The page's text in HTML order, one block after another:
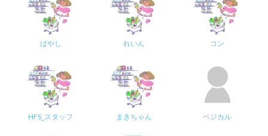
ばやし れいん コン
HFS_スタッフ まきちゃん ベジカル